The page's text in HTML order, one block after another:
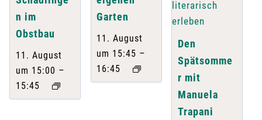
n im
Obstbau
11. August
um 15:00 –
15:45
Garten
11. August
um 15:45 –
16:45
Den
Spätsomme
r mit
Manuela
Trapani